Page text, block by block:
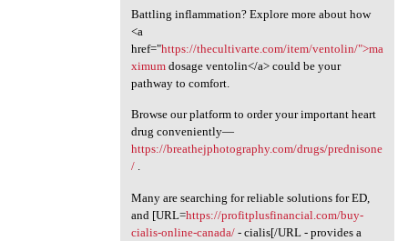
Battling inflammation? Explore more about how
<a
href="https://thecultivarte.com/item/ventolin/">ma
ximumdosage ventolin</a> could be your
pathway to comfort.
Browse our platform to order your important heart
drug conveniently—
https://breathejphotography.com/drugs/prednisone
/.
Many are searching for reliable solutions for ED,
and [URL=https://profitplusfinancial.com/buy-
cialis-online-canada/- cialis[/URL - provides a